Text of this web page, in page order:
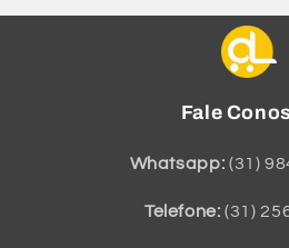
Fale
Whatsapp: (31)
Telefone: (31)